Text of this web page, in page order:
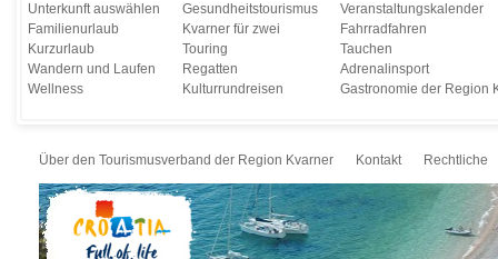
Unterkunft auswählen
Familienurlaub
Kurzurlaub
Wandern und Laufen
Wellness
Gesundheitstourismus
Kvarner für zwei
Touring
Regatten
Kulturrundreisen
Veranstaltungskalender
Fahrradfahren
Tauchen
Adrenalinsport
Gastronomie der Region
Über den Tourismusverband der Region Kvarner Kontakt Rechtliche